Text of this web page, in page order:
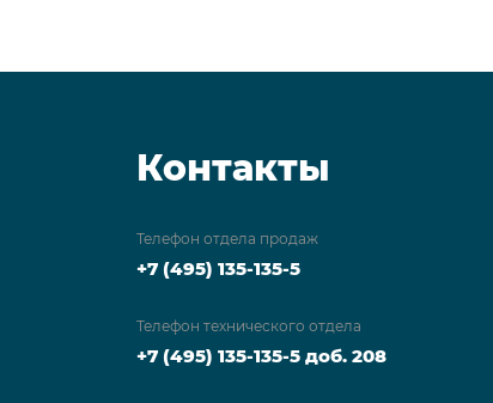
Контакты
Телефон отдела продаж
+7 (495) 135-135-5
Телефон технического отдела
+7 (495) 135-135-5 доб. 208